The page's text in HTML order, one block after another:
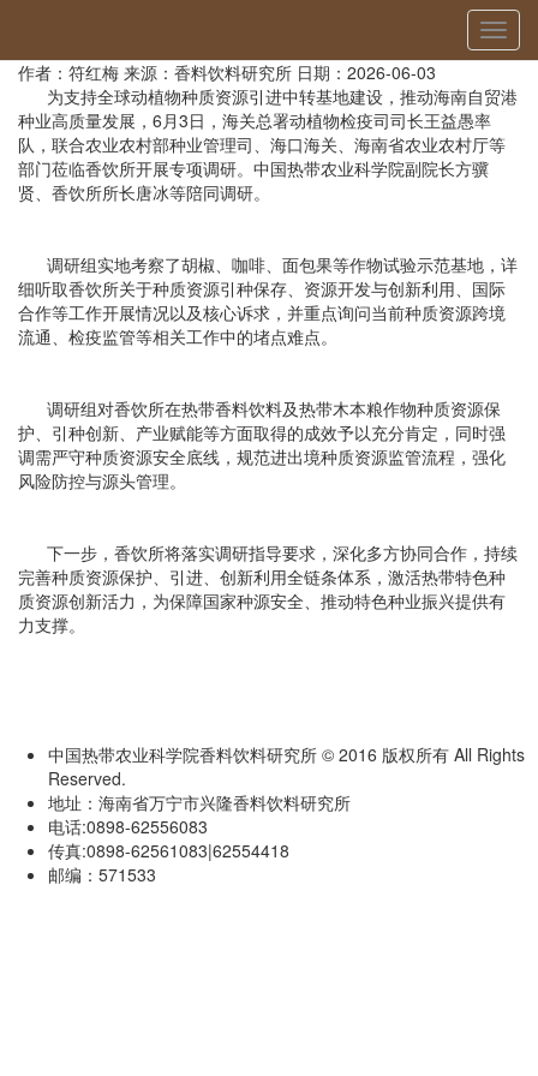
切
换
航
作者：符红梅 来源：香料饮料研究所 日期：2026-06-03
为支持全球动植物种质资源引进中转基地建设，推动海南自贸港
种业高质量发展，6月3日，海关总署动植物检疫司司长王益愚率
队，联合农业农村部种业管理司、海口海关、海南省农业农村厅等
部门莅临香饮所开展专项调研。中国热带农业科学院副院长方骥
贤、香饮所所长唐冰等陪同调研。
调研组实地考察了胡椒、咖啡、面包果等作物试验示范基地，详
细听取香饮所关于种质资源引种保存、资源开发与创新利用、国际
合作等工作开展情况以及核心诉求，并重点询问当前种质资源跨境
流通、检疫监管等相关工作中的堵点难点。
调研组对香饮所在热带香料饮料及热带木本粮作物种质资源保
护、引种创新、产业赋能等方面取得的成效予以充分肯定，同时强
调需严守种质资源安全底线，规范进出境种质资源监管流程，强化
风险防控与源头管理。
下一步，香饮所将落实调研指导要求，深化多方协同合作，持续
完善种质资源保护、引进、创新利用全链条体系，激活热带特色种
质资源创新活力，为保障国家种源安全、推动特色种业振兴提供有
力支撑。
中国热带农业科学院香料饮料研究所 © 2016 版权所有 All Rights
Reserved.
地址：海南省万宁市兴隆香料饮料研究所
电话:0898-62556083
传真:0898-62561083|62554418
邮编：571533